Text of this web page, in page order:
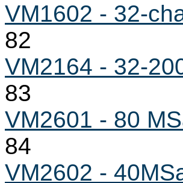
VM1602 - 32-
82
VM2164 - 32-
83
VM2601 - 80
84
VM2602 -